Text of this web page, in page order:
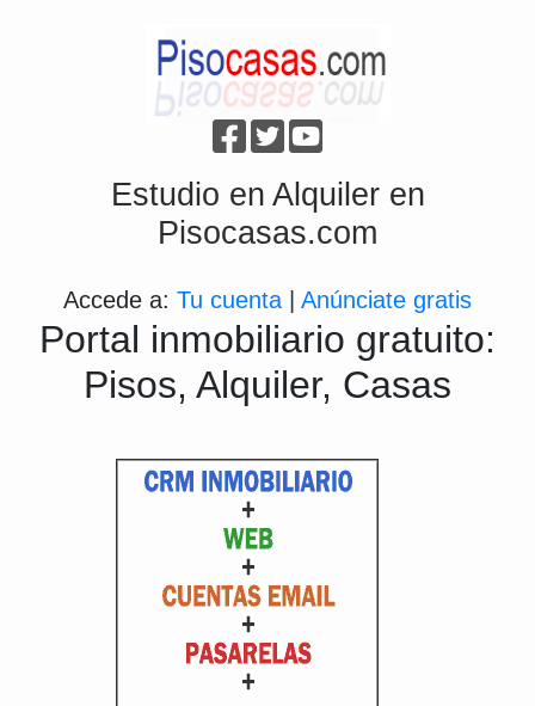
Estudio en Alquiler en
Pisocasas.com
Accede a: Tu cuenta Anúnciate gratis
Portal inmobiliario gratuito:
Pisos, Alquiler, Casas